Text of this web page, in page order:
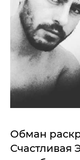
Обман
Счастливая